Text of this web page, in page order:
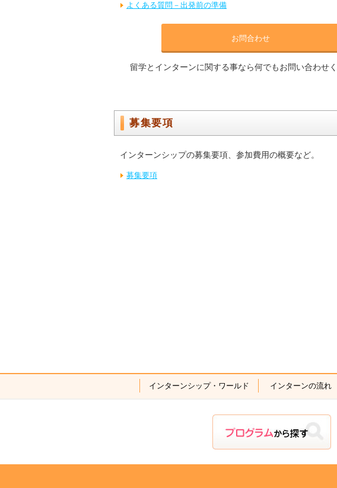
よくある質問－出発前の準備
お問合わせ
留学とインターンに関する事なら何でもお問い合わせく
募集要項
インターンシップの募集要項、参加費用の概要など。
募集要項
インターンシップ・ワールド
インターンの流れ